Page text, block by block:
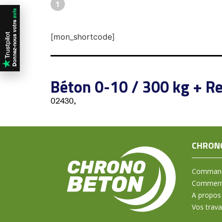
1
[mon_shortcode]
Béton 0-10 / 300 kg +
02430,
A propos
Vos